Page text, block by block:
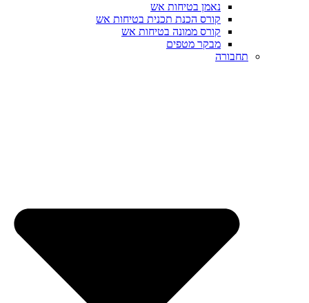
נאמן בטיחות אש
קורס הכנת תכנית בטיחות אש
קורס ממונה בטיחות אש
מבקר מטפים
תחבורה